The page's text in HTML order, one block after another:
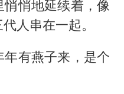
悄地延续着，像
人串在一起。
有燕子来，是个